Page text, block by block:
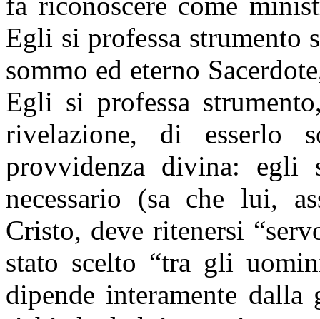
Egli si professa strumento
sommo ed eterno
Egli si professa
rivelazione, di esserlo
provvidenza divina: egli
necessario (sa che lui,
Cristo, deve ritenersi
stato scelto “tra gli
dipende interamente dalla